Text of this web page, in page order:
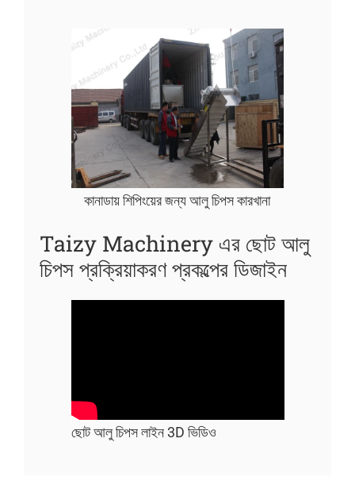
কানাডায় শিপিংয়ের জন্য আলু চিপস কারখানা
Taizy Machinery এর ছোট আলু
চিপস প্রক্রিয়াকরণ প্রকল্পের ডিজাইন
ছোট আলু চিপস লাইন 3D ভিডিও